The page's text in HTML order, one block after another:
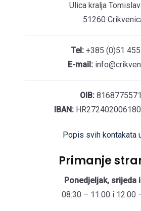
Ulica kralja
51260
Tel:+385 (0)51
E-mail:
OIB:
IBAN:
Popis svih kontakata
Primanje
Ponedjeljak, srijeda
08:30 – 11:00 i 12:00